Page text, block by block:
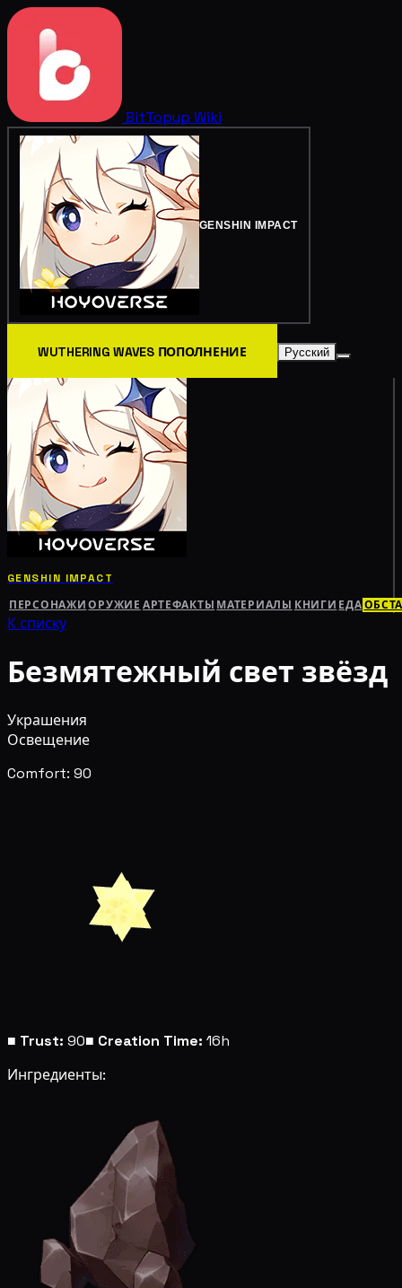
BitTopup Wiki
GENSHIN IMPACT
WUTHERING WAVES ПОПОЛНЕНИЕ Русский
GENSHIN IMPACT
ПЕРСОНАЖИ ОРУЖИЕ АРТЕФАКТЫ МАТЕРИАЛЫ КНИГИ ЕДА
К списку
Безмятежный свет звёзд
Украшения
Освещение
Comfort: 90
■ Trust: 90■ Creation Time: 16h
Ингредиенты: